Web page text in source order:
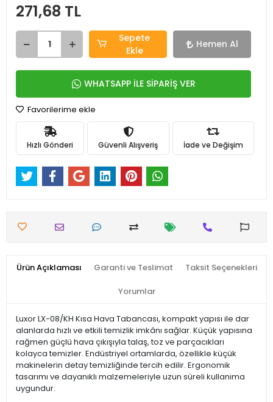
271,68 TL
Sepete
Ekle
Hemen Al
WHATSAPP İLE SİPARİŞ VER
Favorilerime ekle
Hızlı Gönderi Güvenli Alışveriş İade ve Değişim
Ürün Açıklaması Garanti ve Teslimat Taksit Seçenekleri
Yorumlar
Luxor LX-08/KH Kısa Hava Tabancası, kompakt yapısı ile dar
alanlarda hızlı ve etkili temizlik imkânı sağlar. Küçük yapısına
rağmen güçlü hava çıkışıyla talaş, toz ve parçacıkları
kolayca temizler. Endüstriyel ortamlarda, özellikle küçük
makinelerin detay temizliğinde tercih edilir. Ergonomik
tasarımı ve dayanıklı malzemeleriyle uzun süreli kullanıma
uygundur.